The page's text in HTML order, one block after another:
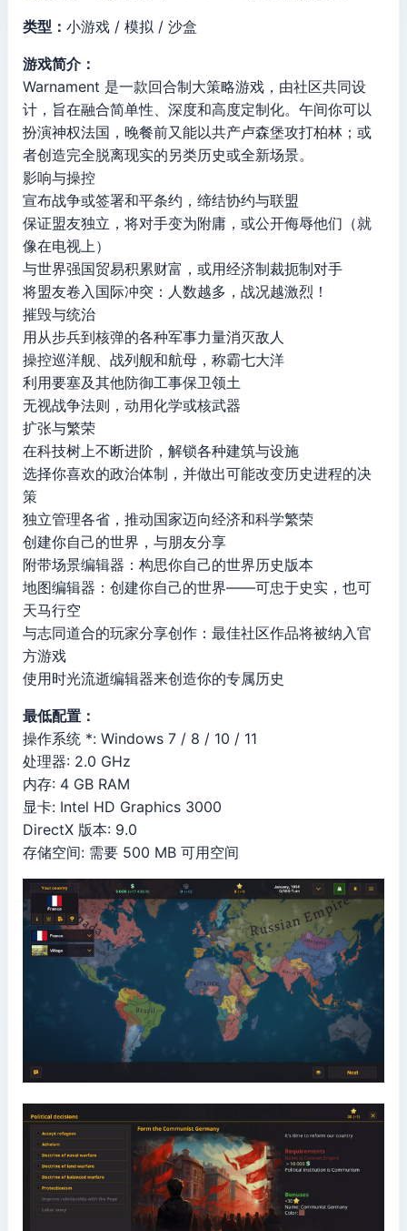
类型： 小游戏 / 模拟 / 沙盒
游戏简介：
Warnament 是一款回合制大策略游戏，由社区共同设
计，旨在融合简单性、深度和高度定制化。午间你可以
扮演神权法国，晚餐前又能以共产卢森堡攻打柏林；或
者创造完全脱离现实的另类历史或全新场景。
影响与操控
宣布战争或签署和平条约，缔结协约与联盟
保证盟友独立，将对手变为附庸，或公开侮辱他们（就
像在电视上）
与世界强国贸易积累财富，或用经济制裁扼制对手
将盟友卷入国际冲突：人数越多，战况越激烈！
摧毁与统治
用从步兵到核弹的各种军事力量消灭敌人
操控巡洋舰、战列舰和航母，称霸七大洋
利用要塞及其他防御工事保卫领土
无视战争法则，动用化学或核武器
扩张与繁荣
在科技树上不断进阶，解锁各种建筑与设施
选择你喜欢的政治体制，并做出可能改变历史进程的决
策
独立管理各省，推动国家迈向经济和科学繁荣
创建你自己的世界，与朋友分享
附带场景编辑器：构思你自己的世界历史版本
地图编辑器：创建你自己的世界——可忠于史实，也可
天马行空
与志同道合的玩家分享创作：最佳社区作品将被纳入官
方游戏
使用时光流逝编辑器来创造你的专属历史
最低配置：
操作系统 *: Windows 7 / 8 / 10 / 11
处理器: 2.0 GHz
内存: 4 GB RAM
显卡: Intel HD Graphics 3000
DirectX 版本: 9.0
存储空间: 需要 500 MB 可用空间